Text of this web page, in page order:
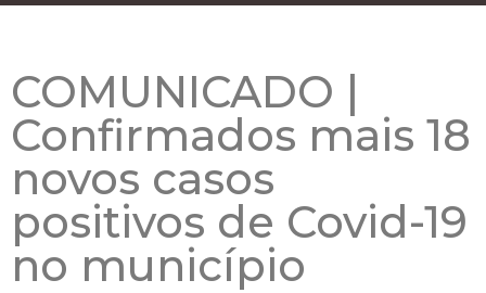
COMUNICADO |
Confirmados mais 18
novos casos
positivos de Covid-19
no município